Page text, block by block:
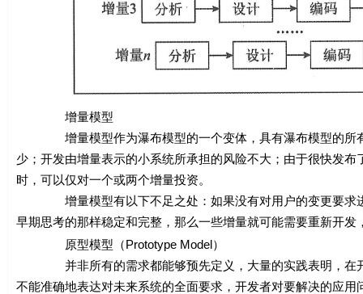
增量模型
增量模型作为瀑布模型的一个变体，具有瀑布模型的所有
少；开发由增量表示的小系统所承担的风险不大；由于很快发
时，可以仅对一个或两个增量投资。
增量模型有以下不足之处：如果没有对用户的变更要求进
早期思考的那样稳定和完整，那么一些增量就可能需要重新开
原型模型（Prototype Model）
并非所有的需求都能够预先定义，大量的实践表明，在开
不能准确地表达对未来系统的全面要求，开发者对要解决的应